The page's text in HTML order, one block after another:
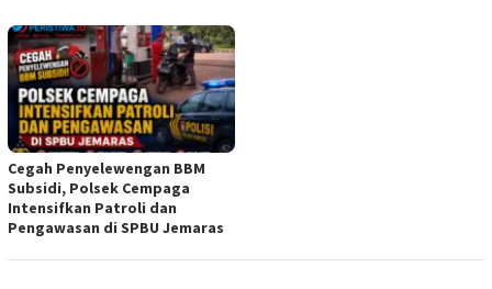
Cegah Penyelewengan BBM
Subsidi, Polsek Cempaga
Intensifkan Patroli dan
Pengawasan di SPBU Jemaras